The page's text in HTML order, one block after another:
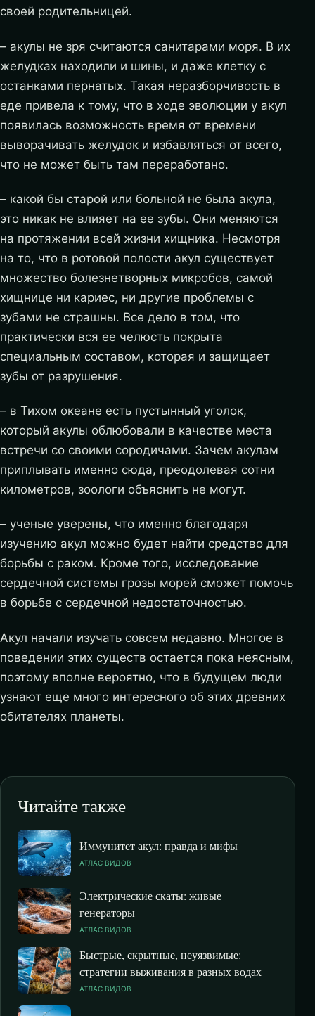
своей родительницей.
– акулы не зря считаются санитарами моря. В их
желудках находили и шины, и даже клетку с
останками пернатых. Такая неразборчивость в
еде привела к тому, что в ходе эволюции у акул
появилась возможность время от времени
выворачивать желудок и избавляться от всего,
что не может быть там переработано.
– какой бы старой или больной не была акула,
это никак не влияет на ее зубы. Они меняются
на протяжении всей жизни хищника. Несмотря
на то, что в ротовой полости акул существует
множество болезнетворных микробов, самой
хищнице ни кариес, ни другие проблемы с
зубами не страшны. Все дело в том, что
практически вся ее челюсть покрыта
специальным составом, которая и защищает
зубы от разрушения.
– в Тихом океане есть пустынный уголок,
который акулы облюбовали в качестве места
встречи со своими сородичами. Зачем акулам
приплывать именно сюда, преодолевая сотни
километров, зоологи объяснить не могут.
– ученые уверены, что именно благодаря
изучению акул можно будет найти средство для
борьбы с раком. Кроме того, исследование
сердечной системы грозы морей сможет помочь
в борьбе с сердечной недостаточностью.
Акул начали изучать совсем недавно. Многое в
поведении этих существ остается пока неясным,
поэтому вполне вероятно, что в будущем люди
узнают еще много интересного об этих древних
обитателях планеты.
Читайте также
Иммунитет акул: правда и мифы
АТЛАС ВИДОВ
Электрические скаты: живые
генераторы
АТЛАС ВИДОВ
Быстрые, скрытные, неуязвимые:
стратегии выживания в разных водах
АТЛАС ВИДОВ